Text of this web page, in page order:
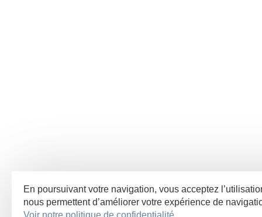
En poursuivant votre navigation, vous acceptez
nous permettent d’améliorer votre expérience de
Voir notre politique de confidentialité